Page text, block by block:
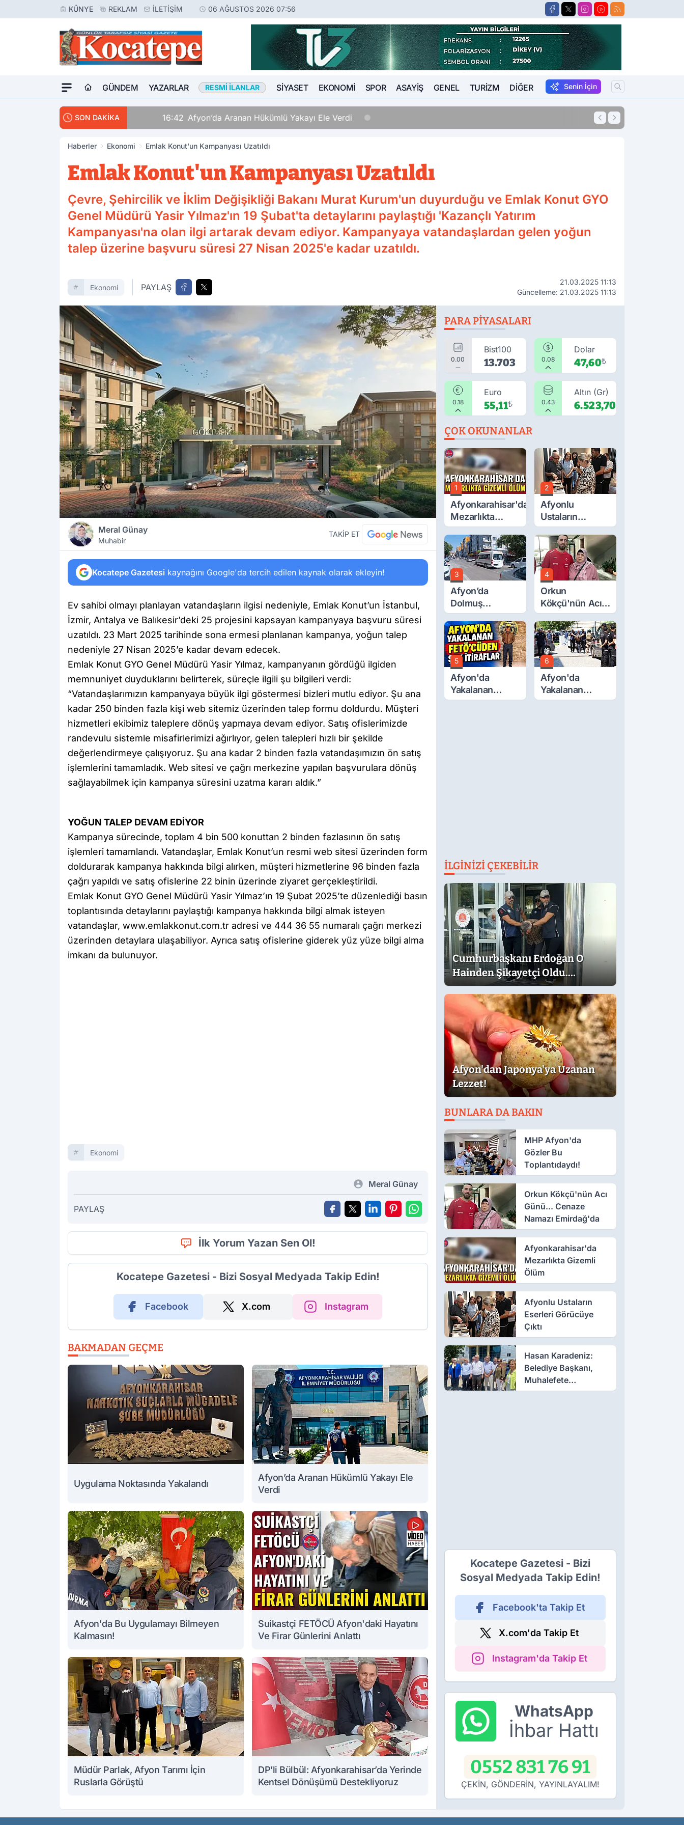
KÜNYE REKLAM İLETIŞIM 06 AĞUSTOS 2026 07:56
GÜNDEM YAZARLAR RESMI İLANLAR SIYASET EKONOMI SPOR ASAYIŞ GENEL TURIZM DIĞER Senin İçin
SON DAKİKA Afyon’da Aranan Hükümlü Yakayı Ele Verdi 15:57
Haberler Ekonomi Emlak Konut'un Kampanyası Uzatıldı
Emlak Konut'un Kampanyası Uzatıldı
Çevre, Şehircilik ve İklim Değişikliği Bakanı Murat Kurum'un duyurduğu ve Emlak Konut GYO
Genel Müdürü Yasir Yılmaz'ın 19 Şubat'ta detaylarını paylaştığı 'Kazançlı Yatırım
Kampanyası'na olan ilgi artarak devam ediyor. Kampanyaya vatandaşlardan gelen yoğun
talep üzerine başvuru süresi 27 Nisan 2025'e kadar uzatıldı.
Ekonomi PAYLAŞ
21.03.2025 11:13
Güncelleme: 21.03.2025 11:13
Meral Günay
Muhabir
TAKİP ET
Kocatepe Gazetesi kaynağını Google'da tercih edilen kaynak olarak ekleyin!
Ev sahibi olmayı planlayan vatandaşların ilgisi nedeniyle, Emlak Konut’un İstanbul,
İzmir, Antalya ve Balıkesir’deki 25 projesini kapsayan kampanyaya başvuru süresi
uzatıldı. 23 Mart 2025 tarihinde sona ermesi planlanan kampanya, yoğun talep
nedeniyle 27 Nisan 2025’e kadar devam edecek.
Emlak Konut GYO Genel Müdürü Yasir Yılmaz, kampanyanın gördüğü ilgiden
memnuniyet duyduklarını belirterek, süreçle ilgili şu bilgileri verdi:
“Vatandaşlarımızın kampanyaya büyük ilgi göstermesi bizleri mutlu ediyor. Şu ana
kadar 250 binden fazla kişi web sitemiz üzerinden talep formu doldurdu. Müşteri
hizmetleri ekibimiz taleplere dönüş yapmaya devam ediyor. Satış ofislerimizde
randevulu sistemle misafirlerimizi ağırlıyor, gelen talepleri hızlı bir şekilde
değerlendirmeye çalışıyoruz. Şu ana kadar 2 binden fazla vatandaşımızın ön satış
işlemlerini tamamladık. Web sitesi ve çağrı merkezine yapılan başvurulara dönüş
sağlayabilmek için kampanya süresini uzatma kararı aldık.”
YOĞUN TALEP DEVAM EDİYOR
Kampanya sürecinde, toplam 4 bin 500 konuttan 2 binden fazlasının ön satış
işlemleri tamamlandı. Vatandaşlar, Emlak Konut’un resmi web sitesi üzerinden form
doldurarak kampanya hakkında bilgi alırken, müşteri hizmetlerine 96 binden fazla
çağrı yapıldı ve satış ofislerine 22 binin üzerinde ziyaret gerçekleştirildi.
Emlak Konut GYO Genel Müdürü Yasir Yılmaz’ın 19 Şubat 2025’te düzenlediği basın
toplantısında detaylarını paylaştığı kampanya hakkında bilgi almak isteyen
vatandaşlar, www.emlakkonut.com.tr adresi ve 444 36 55 numaralı çağrı merkezi
üzerinden detaylara ulaşabiliyor. Ayrıca satış ofislerine giderek yüz yüze bilgi alma
imkanı da bulunuyor.
Ekonomi
Meral Günay
PAYLAŞ
İlk Yorum Yazan Sen Ol!
Kocatepe Gazetesi - Bizi Sosyal Medyada Takip Edin!
Facebook X.com Instagram
BAKMADAN GEÇME
Uygulama Noktasında Yakalandı
Afyon’da Aranan Hükümlü Yakayı Ele
Verdi
Afyon'da Bu Uygulamayı Bilmeyen
Kalmasın!
Suikastçi FETÖCÜ Afyon'daki Hayatını
Ve Firar Günlerini Anlattı
Müdür Parlak, Afyon Tarımı İçin
Ruslarla Görüştü
DP’li Bülbül: Afyonkarahisar’da Yerinde
Kentsel Dönüşümü Destekliyoruz
PARA PIYASALARI
0.00
Bist100
13.703 0.08
Dolar
47,60₺
0.18
Euro
55,11₺ 0.43
Altın (Gr)
6.523,70
ÇOK OKUNANLAR
1
Afyonkarahisar'da
Mezarlıkta
Gizemli Ölüm
2
Afyonlu
Ustaların
Eserleri
Görücüye Çıktı
3
Afyon’da
Dolmuş
Ücretlerine
Yüzde 40 Zam
Talebi
4
Orkun
Kökçü'nün Acı
Günü... Cenaze
Namazı
Emirdağ'da
5
Afyon'da
Yakalanan
FETÖ'Cüden
6
Afyon'da
Yakalanan
FETÖ'cü
İLGINIZI ÇEKEBILIR
Cumhurbaşkanı Erdoğan O
Hainden Şikayetçi Oldu.
Dilekçede Dikkat Çeken İfadeler
Afyon'dan Japonya'ya Uzanan
Lezzet!
BUNLARA DA BAKIN
MHP Afyon'da
Gözler Bu
Toplantıdaydı!
Orkun Kökçü'nün Acı
Günü... Cenaze
Namazı Emirdağ'da
Afyonkarahisar'da
Mezarlıkta Gizemli
Ölüm
Afyonlu Ustaların
Eserleri Görücüye
Çıktı
Hasan Karadeniz:
Belediye Başkanı,
Muhalefete
Tahammül Edemiyor
Kocatepe Gazetesi - Bizi
Sosyal Medyada Takip Edin!
Facebook'ta Takip Et
X.com'da Takip Et
Instagram'da Takip Et
WhatsApp
İhbar Hattı
0552 831 76 91
ÇEKİN, GÖNDERİN, YAYINLAYALIM!